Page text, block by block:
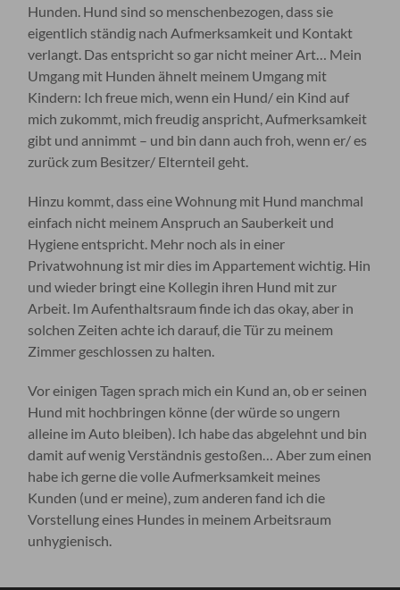
Hunden. Hund sind so menschenbezogen, dass sie
eigentlich ständig nach Aufmerksamkeit und Kontakt
verlangt. Das entspricht so gar nicht meiner Art… Mein
Umgang mit Hunden ähnelt meinem Umgang mit
Kindern: Ich freue mich, wenn ein Hund/ ein Kind auf
mich zukommt, mich freudig anspricht, Aufmerksamkeit
gibt und annimmt – und bin dann auch froh, wenn er/ es
zurück zum Besitzer/ Elternteil geht.
Hinzu kommt, dass eine Wohnung mit Hund manchmal
einfach nicht meinem Anspruch an Sauberkeit und
Hygiene entspricht. Mehr noch als in einer
Privatwohnung ist mir dies im Appartement wichtig. Hin
und wieder bringt eine Kollegin ihren Hund mit zur
Arbeit. Im Aufenthaltsraum finde ich das okay, aber in
solchen Zeiten achte ich darauf, die Tür zu meinem
Zimmer geschlossen zu halten.
Vor einigen Tagen sprach mich ein Kund an, ob er seinen
Hund mit hochbringen könne (der würde so ungern
alleine im Auto bleiben). Ich habe das abgelehnt und bin
damit auf wenig Verständnis gestoßen… Aber zum einen
habe ich gerne die volle Aufmerksamkeit meines
Kunden (und er meine), zum anderen fand ich die
Vorstellung eines Hundes in meinem Arbeitsraum
unhygienisch.